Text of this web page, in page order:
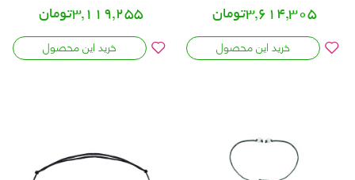
3,614,305تومان
خرید این محصول
3,119,255تومان
خرید این محصول